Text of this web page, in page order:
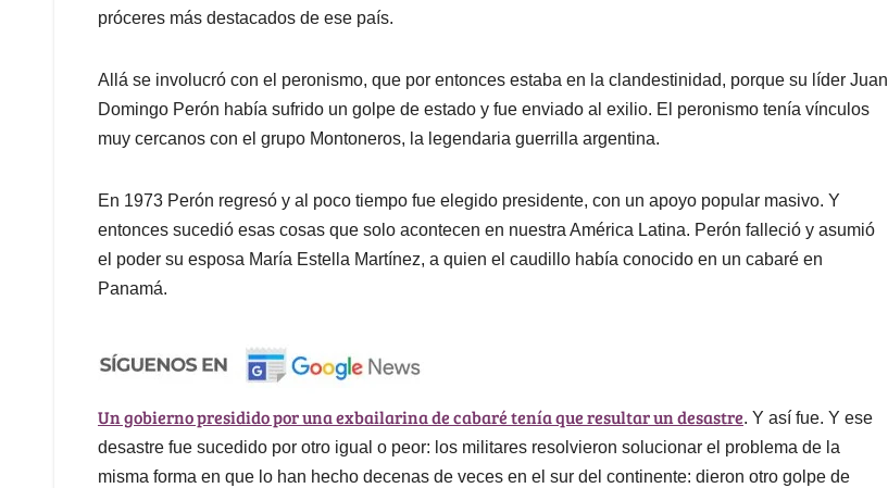
próceres más destacados de ese país.
Allá se involucró con el peronismo, que por entonces estaba en la clandestinidad, porque su líder Juan
Domingo Perón había sufrido un golpe de estado y fue enviado al exilio. El peronismo tenía vínculos
muy cercanos con el grupo Montoneros, la legendaria guerrilla argentina.
En 1973 Perón regresó y al poco tiempo fue elegido presidente, con un apoyo popular masivo. Y
entonces sucedió esas cosas que solo acontecen en nuestra América Latina. Perón falleció y asumió
el poder su esposa María Estella Martínez, a quien el caudillo había conocido en un cabaré en
Panamá.
Un gobierno presidido por una exbailarina de cabaré tenía que resultar un desastre. Y así fue. Y ese
desastre fue sucedido por otro igual o peor: los militares resolvieron solucionar el problema de la
misma forma en que lo han hecho decenas de veces en el sur del continente: dieron otro golpe de